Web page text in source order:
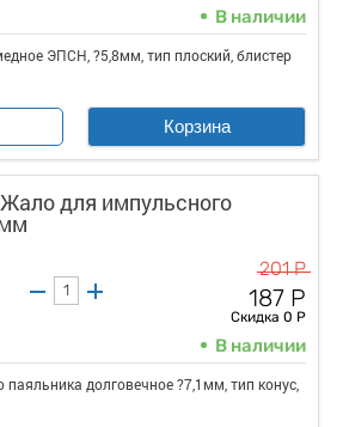
В наличии
ЭПСН, ?5,8мм, тип плоский, блистер
Корзина
для импульсного
201 Р
187 Р
Скидка 0 Р
В наличии
долговечное ?7,1мм, тип конус,